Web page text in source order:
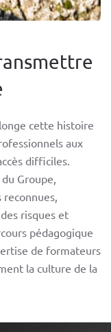
cette histoire
aux
difficiles.
Groupe,
risques et
pédagogique
de formateurs
la culture de la